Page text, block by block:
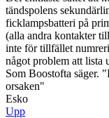
tändspolens
ficklampsbatteri på
(alla andra kontakter
inte för tillfället
något problem att lista
Som Boostofta säger.
orsaken"
Esko
Upp